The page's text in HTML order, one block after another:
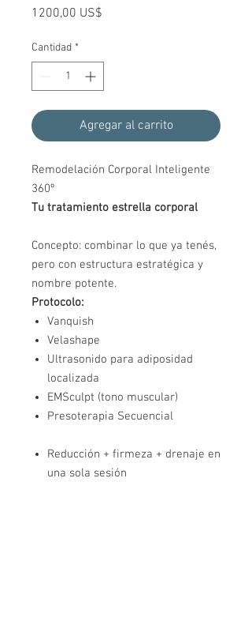
1200,00 US$
Cantidad *
Agregar al carrito
Remodelación Corporal Inteligente
360º
Tu tratamiento estrella corporal
Concepto: combinar lo que ya tenés,
pero con estructura estratégica y
nombre potente.
Protocolo:
Vanquish
Velashape
Ultrasonido para adiposidad
localizada
EMSculpt (tono muscular)
Presoterapia Secuencial
Reducción + firmeza + drenaje en
una sola sesión